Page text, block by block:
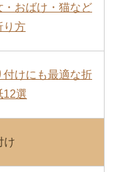
・おばけ・猫など
り方
付けにも最適な折
12選
け